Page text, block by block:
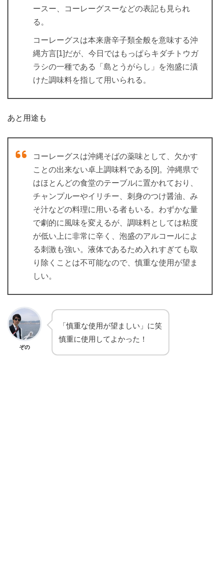
ースー、コーレーグスーなどの表記も見られ
る。
コーレーグスは本来唐辛子類全般を意味する沖
縄方言[1]だが、今日ではもっぱらキダチトウガ
ラシの一種である「島とうがらし」を泡盛に漬
けた調味料を指して用いられる。
あと用途も
コーレーグスは沖縄そばの薬味として、欠かす
ことの出来ない卓上調味料である[9]。沖縄県で
はほとんどの食堂のテーブルに置かれており、
チャンプルーやイリチー、刺身のつけ醤油、み
そ汁などの料理に用いる者もいる。わずかな量
で劇的に風味を変えるが、調味料としては粘度
が低い上に非常に辛く、泡盛のアルコールによ
る刺激も強い。液体であるため入れすぎても取
り除くことは不可能なので、慎重な使用が望ま
しい。
ぞの
「慎重な使用が望ましい」に笑
慎重に使用してよかった！